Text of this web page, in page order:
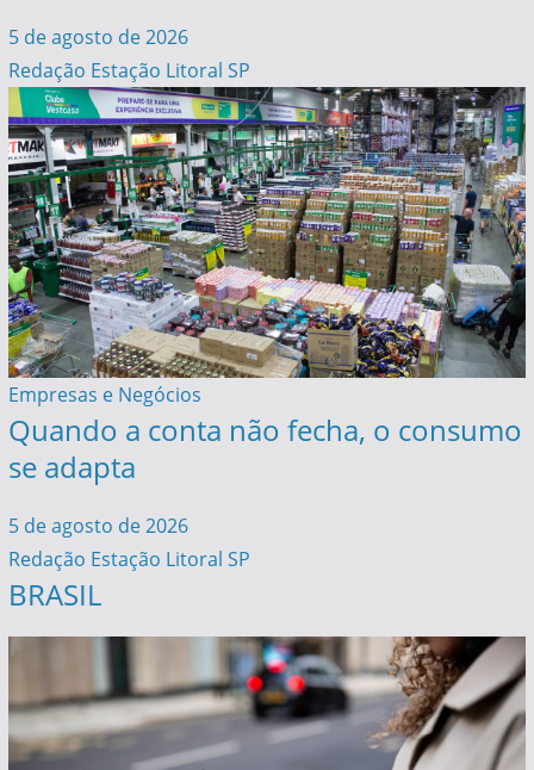
5 de agosto de 2026
Redação Estação Litoral SP
Empresas e Negócios
Quando a conta não fecha, o consumo
se adapta
5 de agosto de 2026
Redação Estação Litoral SP
BRASIL